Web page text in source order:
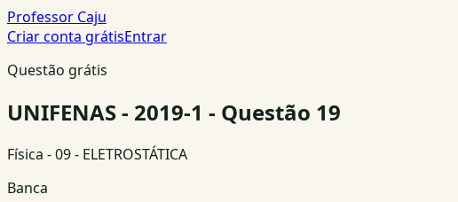
Professor Caju
Criar conta grátisEntrar
Questão grátis
UNIFENAS - 2019-1 - Questão 19
Física - 09 - ELETROSTÁTICA
Banca